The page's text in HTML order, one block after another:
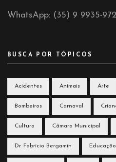
WhatsApp: (35) 9 9935-
BUSCA POR TÓPICOS
Acidentes Animais Arte
Bombeiros Carnaval
Cultura Câmara Municipal
Dr. Fabrício Bergamin Educação